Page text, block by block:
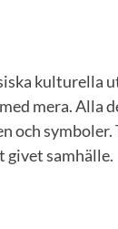
kulturella
mera. Alla
och
samhälle.